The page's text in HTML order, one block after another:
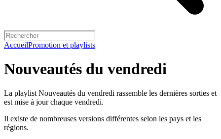
AccueilPromotion et playlists
Nouveautés du vendredi
La playlist Nouveautés du vendredi rassemble les dernières sorties et
est mise à jour chaque vendredi.
Il existe de nombreuses versions différentes selon les pays et les
régions.